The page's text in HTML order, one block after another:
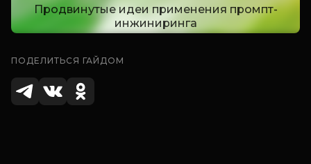
Продвинутые идеи применения промпт-
инжиниринга
ПОДЕЛИТЬСЯ ГАЙДОМ